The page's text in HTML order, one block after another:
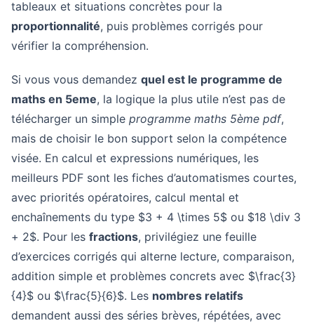
tableaux et situations concrètes pour la
proportionnalité, puis problèmes corrigés pour
vérifier la compréhension.
Si vous vous demandez quel est le programme de
maths en 5eme, la logique la plus utile n’est pas de
télécharger un simple programme maths 5ème pdf,
mais de choisir le bon support selon la compétence
visée. En calcul et expressions numériques, les
meilleurs PDF sont les fiches d’automatismes courtes,
avec priorités opératoires, calcul mental et
enchaînements du type $3 + 4 \times 5$ ou $18 \div 3
+ 2$. Pour les fractions, privilégiez une feuille
d’exercices corrigés qui alterne lecture, comparaison,
addition simple et problèmes concrets avec $\frac{3}
{4}$ ou $\frac{5}{6}$. Les nombres relatifs
demandent aussi des séries brèves, répétées, avec